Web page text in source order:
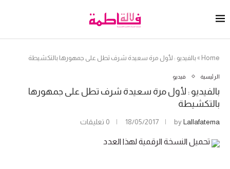
Home
» بالفيديو : لأول مرة سعيدة شرف تطل على جمهورها بالتكشيطة‎
الرئيسية فيديو
بالفيديو : لأول مرة سعيدة شرف تطل على جمهورها
بالتكشيطة‎
byLallafatema
18/05/2017 0 تعليقات
تحميل النسخة الرقمية لهذا العدد